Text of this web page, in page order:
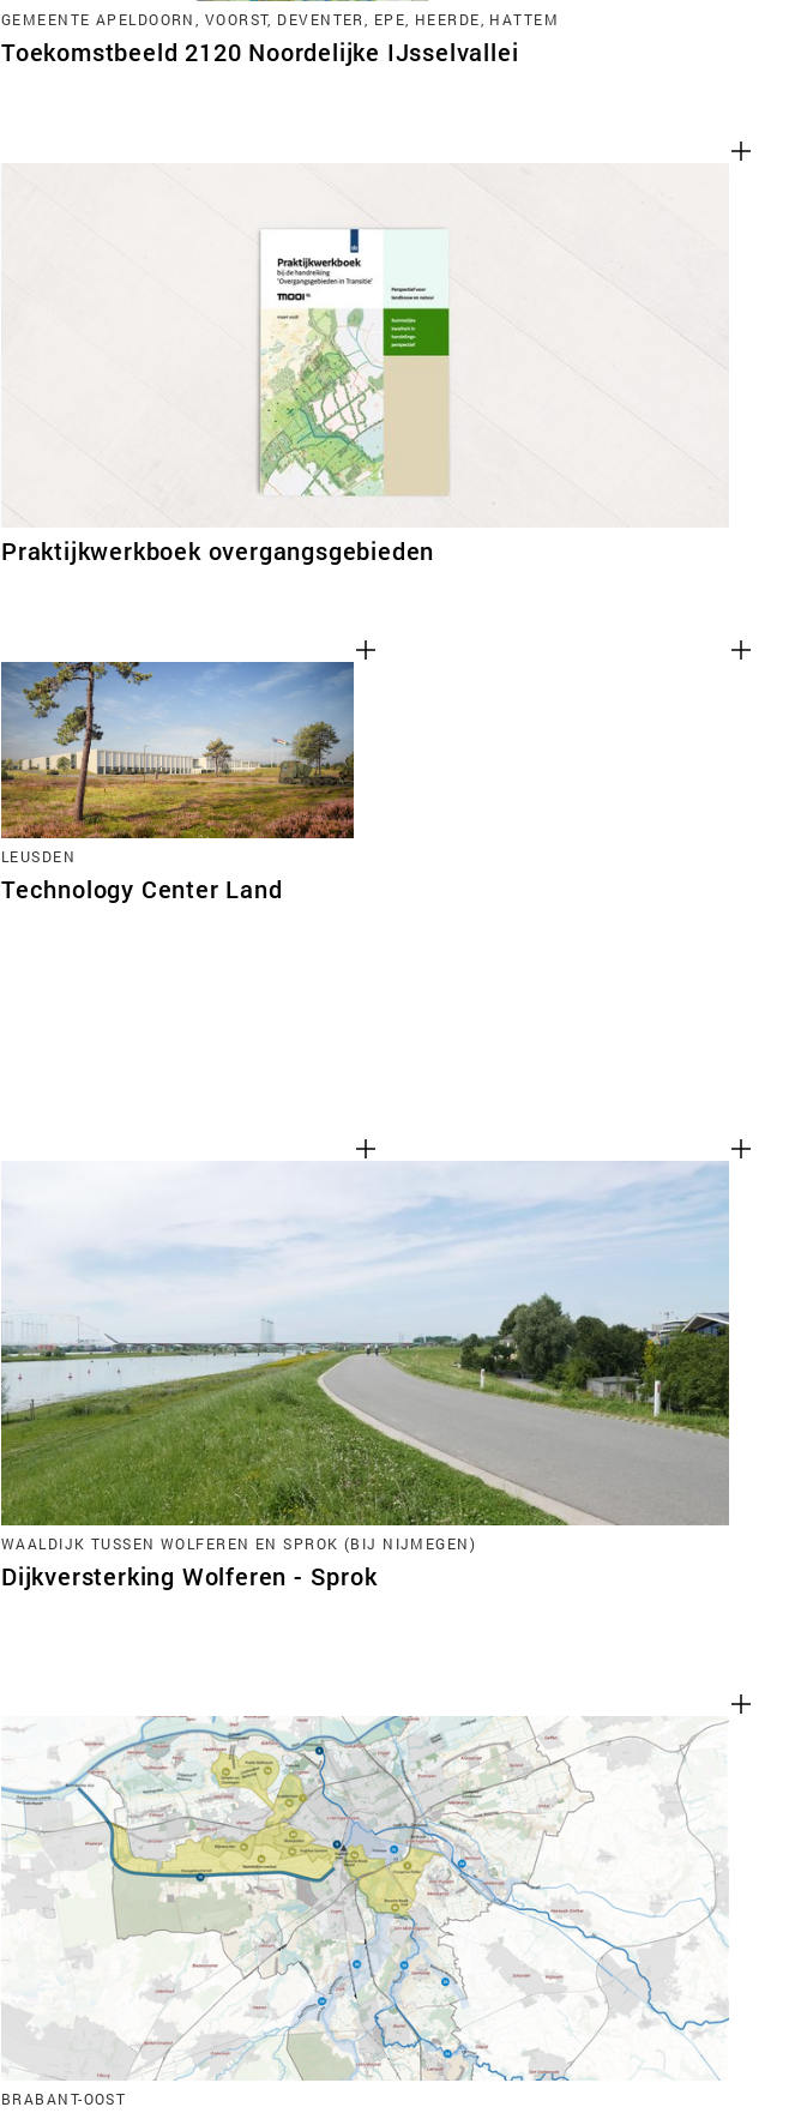
GEMEENTE APELDOORN, VOORST, DEVENTER, EPE, HEERDE, HATTEM
Toekomstbeeld 2120 Noordelijke IJsselvallei
Praktijkwerkboek overgangsgebieden
LEUSDEN
Technology Center Land
WAALDIJK TUSSEN WOLFEREN EN SPROK (BIJ NIJMEGEN)
Dijkversterking Wolferen - Sprok
BRABANT-OOST